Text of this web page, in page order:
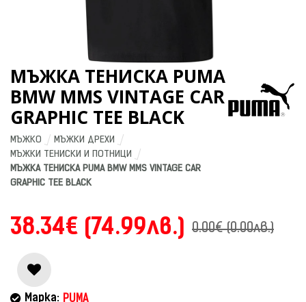
МЪЖКА ТЕНИСКА PUMA
BMW MMS VINTAGE CAR
GRAPHIC TEE BLACK
МЪЖКО
МЪЖКИ ДРЕХИ
МЪЖКИ ТЕНИСКИ И ПОТНИЦИ
МЪЖКА ТЕНИСКА PUMA BMW MMS VINTAGE CAR
GRAPHIC TEE BLACK
38.34€ (74.99лв.) 0.00€ (0.00лв.)
Марка: PUMA